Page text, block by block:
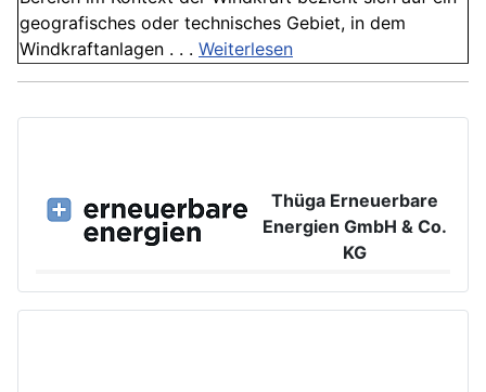
geografisches oder technisches Gebiet, in dem
Windkraftanlagen . . . Weiterlesen
Thüga Erneuerbare
Energien GmbH & Co.
KG
www.ee.thuega.de